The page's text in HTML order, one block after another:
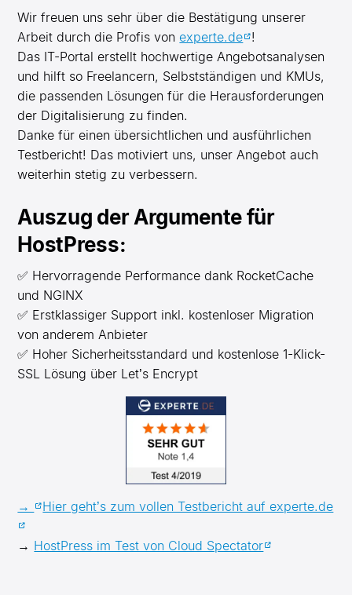
Wir freuen uns sehr über die Bestätigung unserer
Arbeit durch die Profis von experte.de !
Das IT-Portal erstellt hochwertige Angebotsanalysen
und hilft so Freelancern, Selbstständigen und KMUs,
die passenden Lösungen für die Herausforderungen
der Digitalisierung zu finden.
Danke für einen übersichtlichen und ausführlichen
Testbericht! Das motiviert uns, unser Angebot auch
weiterhin stetig zu verbessern.
Auszug der Argumente für
HostPress:
✅ Hervorragende Performance dank RocketCache
und NGINX
✅ Erstklassiger Support inkl. kostenloser Migration
von anderem Anbieter
✅ Hoher Sicherheitsstandard und kostenlose 1-Klick-
SSL Lösung über Let’s Encrypt
→ Hier geht’s zum vollen Testbericht auf experte.de
→ HostPress im Test von Cloud Spectator